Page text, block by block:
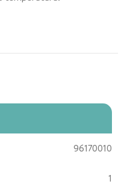
96170010
1